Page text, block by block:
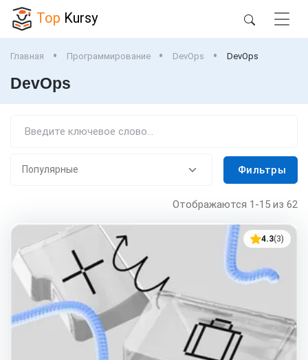
Top Kursy
Главная Программирование DevOps DevOps
DevOps
Фильтры
Отображаются 1-15 из 62
4.3(3)